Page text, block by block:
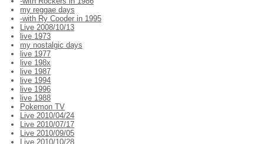
my reggae days
-with Ry Cooder in 1995
Live 2008/10/13
live 1973
my nostalgic days
live 1977
live 198x
live 1987
live 1994
live 1996
live 1988
Pokemon TV
Live 2010/04/24
Live 2010/07/17
Live 2010/09/05
Live 2010/10/28